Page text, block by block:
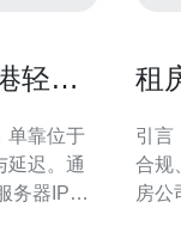
轻量
单靠位于
延迟。通
务器IP，
租
引言
合规
房公